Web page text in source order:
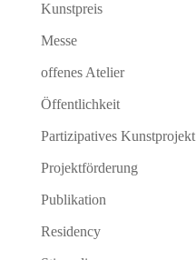
Kunstpreis
Messe
offenes Atelier
Öffentlichkeit
Partizipatives Kunstprojekt
Projektförderung
Publikation
Residency